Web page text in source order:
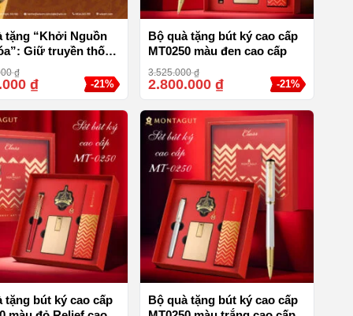
tặng “Khởi Nguồn
Giữ truyền thống
lai
₫
-21%
₫
Bộ quà tặng bút ký cao cấp
MT0250 màu đen cao cấp
3.525.000₫
-21%
2.800.000₫
tặng bút ký cao cấp
Bộ quà tặng bút ký cao cấp